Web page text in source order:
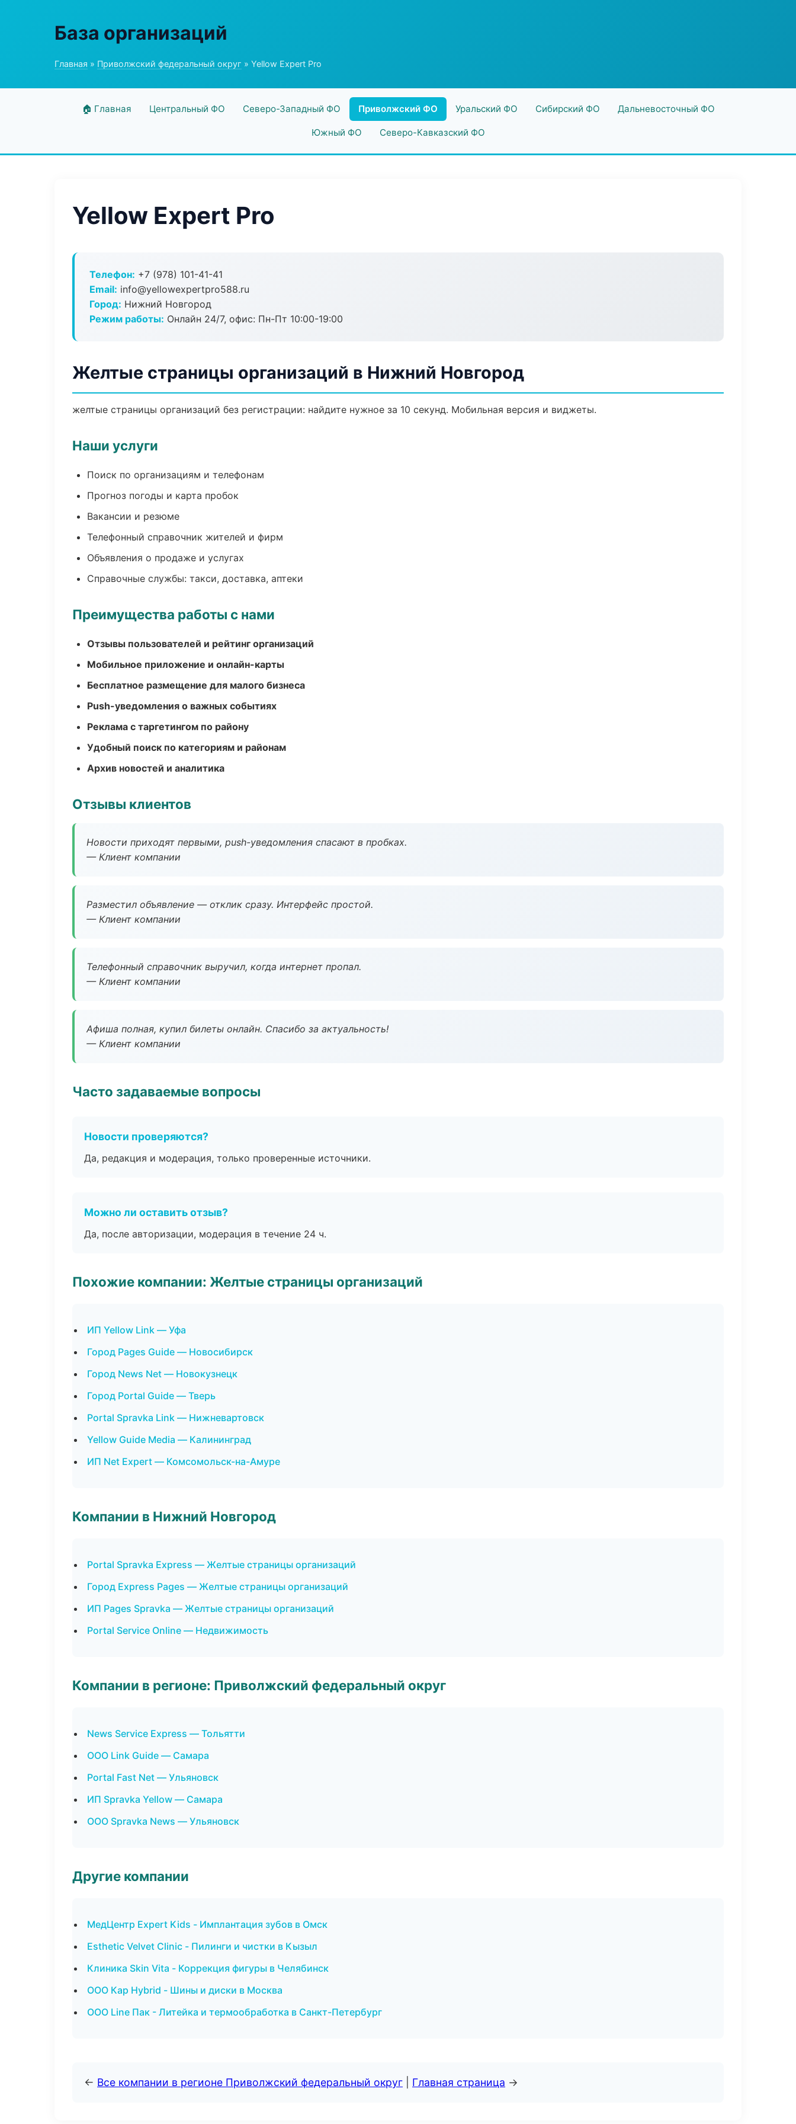
База организаций
Главная » Приволжский федеральный округ » Yellow Expert Pro
🏠 Главная Центральный ФО Северо-Западный ФО Приволжский ФО Уральский ФО Сибирский ФО Дальневосточный ФО
Южный ФО Северо-Кавказский ФО
Yellow Expert Pro
Телефон: +7 (978) 101-41-41
Email: info@yellowexpertpro588.ru
Город: Нижний Новгород
Режим работы: Онлайн 24/7, офис: Пн-Пт 10:00-19:00
Желтые страницы организаций в Нижний Новгород
желтые страницы организаций без регистрации: найдите нужное за 10 секунд. Мобильная версия и виджеты.
Наши услуги
Поиск по организациям и телефонам
Прогноз погоды и карта пробок
Вакансии и резюме
Телефонный справочник жителей и фирм
Объявления о продаже и услугах
Справочные службы: такси, доставка, аптеки
Преимущества работы с нами
Отзывы пользователей и рейтинг организаций
Мобильное приложение и онлайн-карты
Бесплатное размещение для малого бизнеса
Push-уведомления о важных событиях
Реклама с таргетингом по району
Удобный поиск по категориям и районам
Архив новостей и аналитика
Отзывы клиентов
Новости приходят первыми, push-уведомления спасают в пробках.
— Клиент компании
Разместил объявление — отклик сразу. Интерфейс простой.
— Клиент компании
Телефонный справочник выручил, когда интернет пропал.
— Клиент компании
Афиша полная, купил билеты онлайн. Спасибо за актуальность!
— Клиент компании
Часто задаваемые вопросы
Новости проверяются?
Да, редакция и модерация, только проверенные источники.
Можно ли оставить отзыв?
Да, после авторизации, модерация в течение 24 ч.
Похожие компании: Желтые страницы организаций
ИП Yellow Link — Уфа
Город Pages Guide — Новосибирск
Город News Net — Новокузнецк
Город Portal Guide — Тверь
Portal Spravka Link — Нижневартовск
Yellow Guide Media — Калининград
ИП Net Expert — Комсомольск-на-Амуре
Компании в Нижний Новгород
Portal Spravka Express — Желтые страницы организаций
Город Express Pages — Желтые страницы организаций
ИП Pages Spravka — Желтые страницы организаций
Portal Service Online — Недвижимость
Компании в регионе: Приволжский федеральный округ
News Service Express — Тольятти
ООО Link Guide — Самара
Portal Fast Net — Ульяновск
ИП Spravka Yellow — Самара
ООО Spravka News — Ульяновск
Другие компании
МедЦентр Expert Kids - Имплантация зубов в Омск
Esthetic Velvet Clinic - Пилинги и чистки в Кызыл
Клиника Skin Vita - Коррекция фигуры в Челябинск
ООО Кар Hybrid - Шины и диски в Москва
ООО Line Пак - Литейка и термообработка в Санкт-Петербург
← Все компании в регионе Приволжский федеральный округ Главная страница →